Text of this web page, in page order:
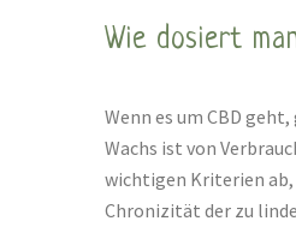
Wie dosiert
Wenn es um CBD
Wachs ist von
wichtigen Kriterien ab,
Chronizität der zu